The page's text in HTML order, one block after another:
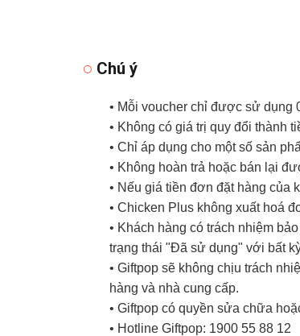
Chú ý
• Mỗi voucher chỉ được sử dụng
• Không có giá trị quy đổi thành
• Chỉ áp dụng cho một số sản
• Không hoàn trả hoặc bán lại
• Nếu giá tiền đơn đặt hàng của
• Chicken Plus không xuất hoá
• Khách hàng có trách nhiệm
trạng thái "Đã sử dụng" với bất
• Giftpop sẽ không chịu trách
hàng và nhà cung cấp.
• Giftpop có quyền sửa chữa
• Hotline Giftpop: 1900 55 88 12